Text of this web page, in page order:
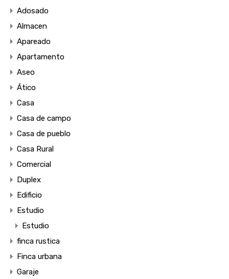
Adosado
Almacen
Apareado
Apartamento
Aseo
Ático
Casa
Casa de campo
Casa de pueblo
Casa Rural
Comercial
Duplex
Edificio
Estudio
Estudio
finca rustica
Finca urbana
Garaje